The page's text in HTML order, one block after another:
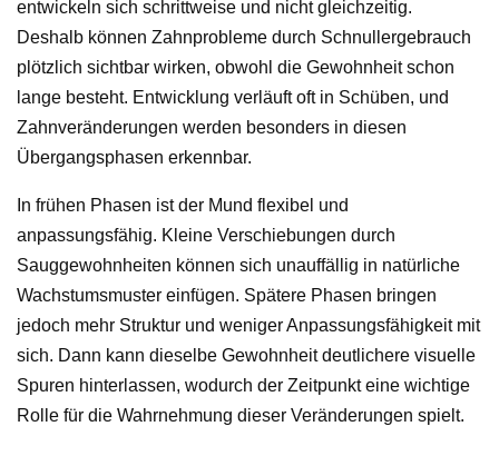
entwickeln sich schrittweise und nicht gleichzeitig.
Deshalb können Zahnprobleme durch Schnullergebrauch
plötzlich sichtbar wirken, obwohl die Gewohnheit schon
lange besteht. Entwicklung verläuft oft in Schüben, und
Zahnveränderungen werden besonders in diesen
Übergangsphasen erkennbar.
In frühen Phasen ist der Mund flexibel und
anpassungsfähig. Kleine Verschiebungen durch
Sauggewohnheiten können sich unauffällig in natürliche
Wachstumsmuster einfügen. Spätere Phasen bringen
jedoch mehr Struktur und weniger Anpassungsfähigkeit mit
sich. Dann kann dieselbe Gewohnheit deutlichere visuelle
Spuren hinterlassen, wodurch der Zeitpunkt eine wichtige
Rolle für die Wahrnehmung dieser Veränderungen spielt.